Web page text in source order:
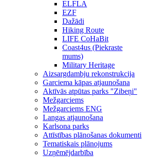
ELFLA
EZF
Dažādi
Hiking Route
LIFE CoHaBit
Coast4us (Piekraste
mums)
Military Heritage
Aizsargdambju rekonstrukcija
Garciema kāpas atjaunošana
Aktīvās atpūtas parks "Zibeņi"
Mežgarciems
Mežgarciems ENG
Langas atjaunošana
Karlsona parks
Attīstības plānošanas dokumenti
Tematiskais plānojums
Uzņēmējdarbība